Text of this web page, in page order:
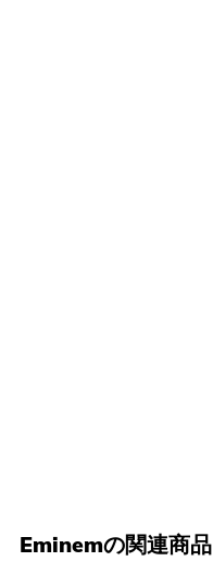
Eminemの関連商品